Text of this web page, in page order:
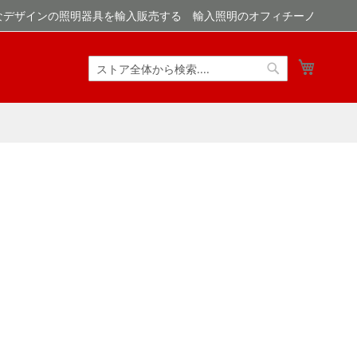
ザインの照明器具を輸入販売する 輸入照明のオフィチーノ
検
索
索